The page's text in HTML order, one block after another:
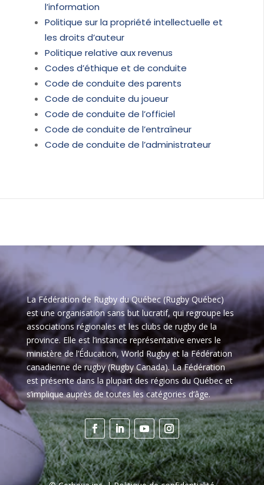
l’information
Politique sur la propriété intellectuelle et
les droits d’auteur
Politique relative aux revenus
Codes d’éthique et de conduite
Code de conduite des parents
Code de conduite du joueur
Code de conduite de l’officiel
Code de conduite de l’entraîneur
Code de conduite de l’administrateur
La Fédération de Rugby du Québec (Rugby Québec)
est une organisation sans but lucratif, qui regroupe les
associations régionales et les clubs de rugby de la
province. Elle est l’instance représentative envers le
ministère de l’Éducation, World Rugby et la Fédération
canadienne de rugby (Rugby Canada). La Fédération
est présente dans la plupart des régions du Québec et
s’implique auprès de toutes les catégories d’âge.